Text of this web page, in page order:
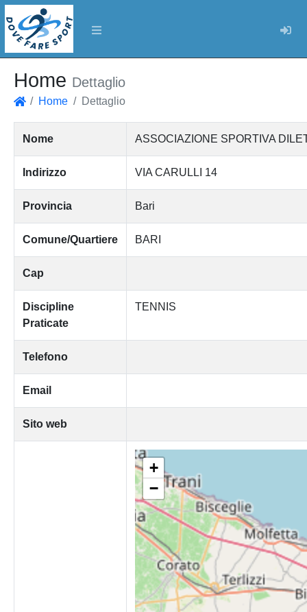
Home Dettaglio
Home Dettaglio
Nome ASSOCIAZIONE SPORTIVA
Indirizzo VIA CARULLI 14
Provincia Bari
Comune/Quartiere BARI
Cap
Discipline
Praticate
TENNIS
Telefono
Email
Sito web
+
−